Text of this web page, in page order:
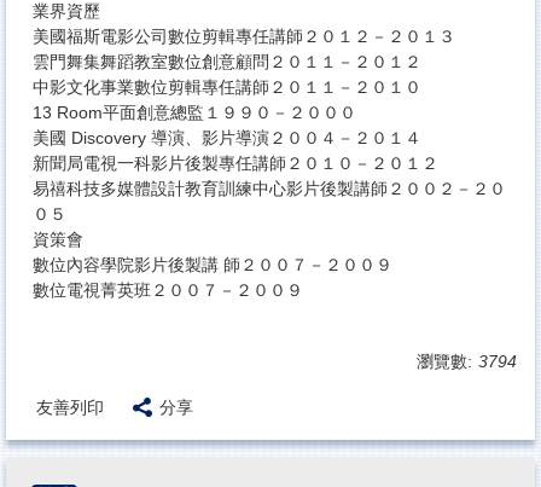
業界資歷
美國福斯電影公司數位剪輯專任講師２０１２－２０１３
雲門舞集舞蹈教室數位創意顧問２０１１－２０１２
中影文化事業數位剪輯專任講師２０１１－２０１０
13 Room平面創意總監１９９０－２０００
美國 Discovery 導演、影片導演２００４－２０１４
新聞局電視一科影片後製專任講師２０１０－２０１２
易禧科技多媒體設計教育訓練中心影片後製講師２００２－２０
０５
資策會
數位內容學院影片後製講 師２００７－２００９
數位電視菁英班２００７－２００９
瀏覽數: 3794
友善列印 分享